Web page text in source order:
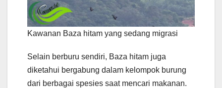
Kawanan Baza hitam yang sedang migrasi
Selain berburu sendiri, Baza hitam juga
diketahui bergabung dalam kelompok burung
dari berbagai spesies saat mencari makanan.